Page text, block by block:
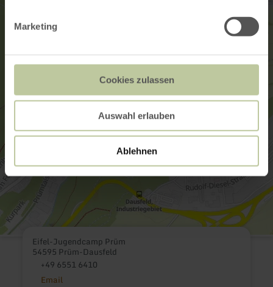
Marketing
Cookies zulassen
Auswahl erlauben
Ablehnen
Eifel-Jugendcamp Prüm
54595 Prüm-Dausfeld
+49 6551 6410
Email